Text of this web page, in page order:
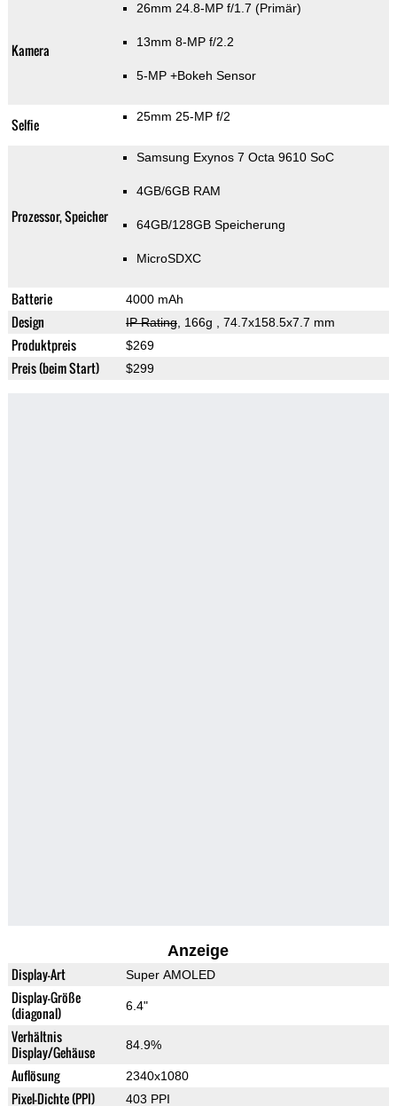
Kamera
26mm 24.8-MP f/1.7 (Primär)
13mm 8-MP f/2.2
5-MP +Bokeh Sensor
Selfie 25mm 25-MP f/2
Prozessor, Speicher
Samsung Exynos 7 Octa 9610 SoC
4GB/6GB RAM
64GB/128GB Speicherung
MicroSDXC
Batterie 4000 mAh
Design IP Rating, 166g , 74.7x158.5x7.7 mm
Produktpreis $269
Preis (beim Start) $299
Anzeige
Display-Art Super AMOLED
Display-Größe
(diagonal)
6.4"
Verhältnis
Display/Gehäuse
84.9%
Auflösung 2340x1080
Pixel-Dichte (PPI) 403 PPI